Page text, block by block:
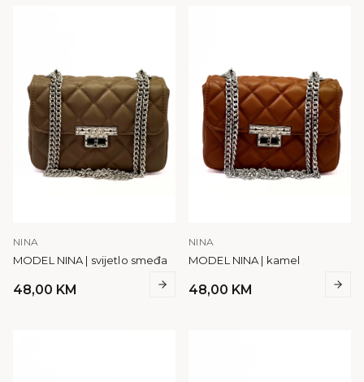
NINA
MODEL NINA | svijetlo smeđa
48,00 KM
NINA
MODEL NINA | kamel
48,00 KM